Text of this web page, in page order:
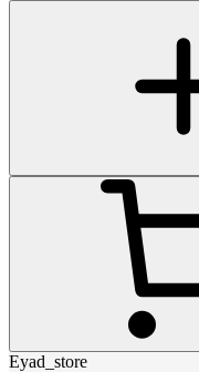
Eyad_store